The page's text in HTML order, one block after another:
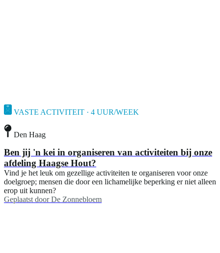
VASTE ACTIVITEIT · 4 UUR/WEEK
Den Haag
Ben jij 'n kei in organiseren van activiteiten bij onze
afdeling Haagse Hout?
Vind je het leuk om gezellige activiteiten te organiseren voor onze
doelgroep; mensen die door een lichamelijke beperking er niet alleen
erop uit kunnen?
Geplaatst door De Zonnebloem